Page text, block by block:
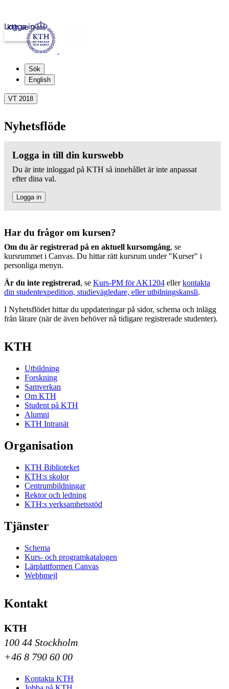
kth.se
Logga in
Sök
English
VT 2018
Nyhetsflöde
Logga in till din kurswebb
Du är inte inloggad på KTH så innehållet är inte anpassat
efter dina val.
Logga in
Har du frågor om kursen?
Om du är registrerad på en aktuell kursomgång, se
kursrummet i Canvas. Du hittar rätt kursrum under "Kurser" i
personliga menyn.
Är du inte registrerad, se Kurs-PM för AK1204 ellerkontakta
din studentexpedition, studievägledare, eller utbilningskansli.
I Nyhetsflödet hittar du uppdateringar på sidor, schema och inlägg
från lärare (när de även behöver nå tidigare registrerade studenter).
KTH
Utbildning
Forskning
Samverkan
Om KTH
Student på KTH
Alumni
KTH Intranät
Organisation
KTH Biblioteket
KTH:s skolor
Centrumbildningar
Rektor och ledning
KTH:s verksamhetsstöd
Tjänster
Schema
Kurs- och programkatalogen
Lärplattformen Canvas
Webbmejl
Kontakt
KTH
100 44 Stockholm
+46 8 790 60 00
Kontakta KTH